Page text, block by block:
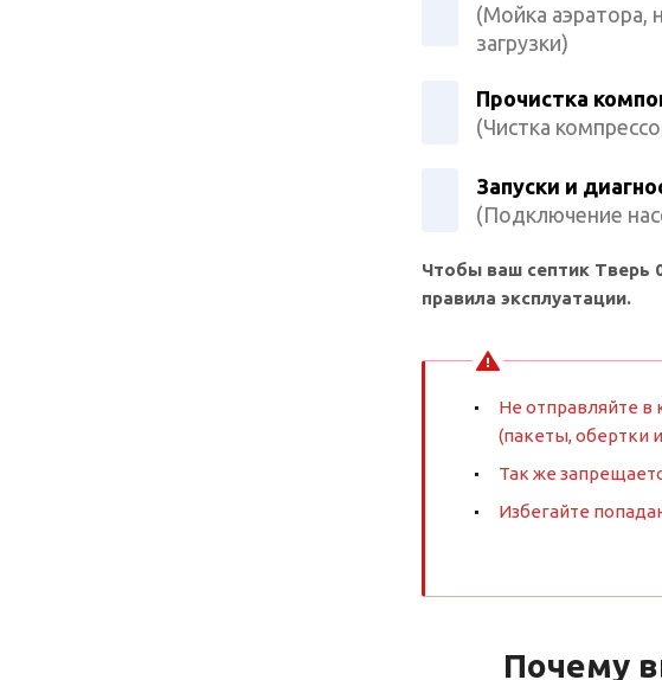
(Мойка аэратора,
загрузки)
Прочистка
(Чистка
Запуски и
(Подключение
Чтобы ваш септик Тверь
правила эксплуатации.
Не отправляйте в
(пакеты, обертки и
Так же
Избегайте
Почему